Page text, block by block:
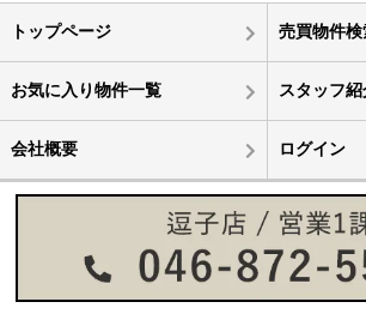
トップページ 売買物件検
お気に入り物件一覧 スタッフ紹
会社概要 ログイン